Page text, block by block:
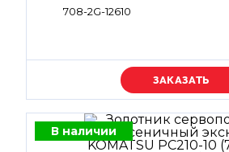
708-2G-12610
Уточняйте цену
В наличии